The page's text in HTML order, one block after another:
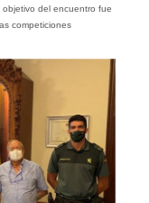
del encuentro fue
competiciones